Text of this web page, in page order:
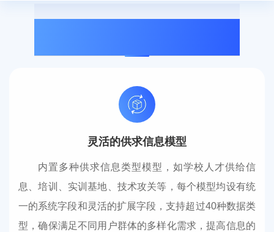
01
灵活的供求信息模型
内置多种供求信息类型模型，如学校人才供给信
息、培训、实训基地、技术攻关等，每个模型均设有统
一的系统字段和灵活的扩展字段，支持超过40种数据类
型，确保满足不同用户群体的多样化需求，提高信息的